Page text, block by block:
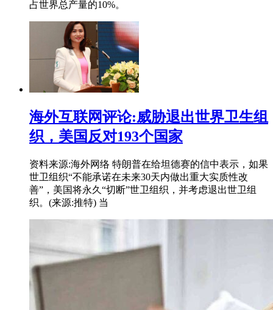
占世界总产量的10%。
海外互联网评论:威胁退出世界卫生组
织，美国反对193个国家
资料来源:海外网络 特朗普在给坦德赛的信中表示，如果
世卫组织“不能承诺在未来30天内做出重大实质性改
善”，美国将永久“切断”世卫组织，并考虑退出世卫组
织。(来源:推特) 当